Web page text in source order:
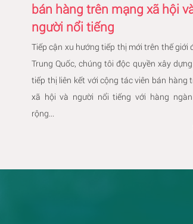
bán hàng trên mạng xã hội
người nổi tiếng
Tiếp cận xu hướng tiếp thị mới trên thế giới
Trung Quốc, chúng tôi độc quyền xây
tiếp thị liên kết với cộng tác viên bán hàng
xã hội và người nổi tiếng với hàng
rộng...